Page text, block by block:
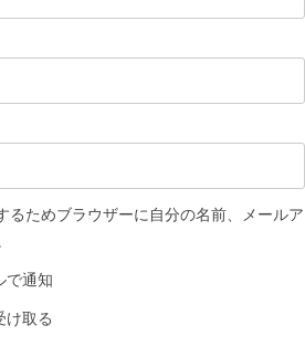
るためブラウザーに自分の名前、メールア
で通知
け取る